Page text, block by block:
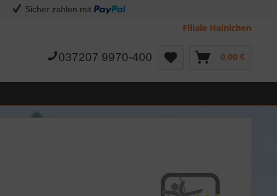
Sicher zahlen mit
Filiale Hainichen
037207 9970-400 0,00 €